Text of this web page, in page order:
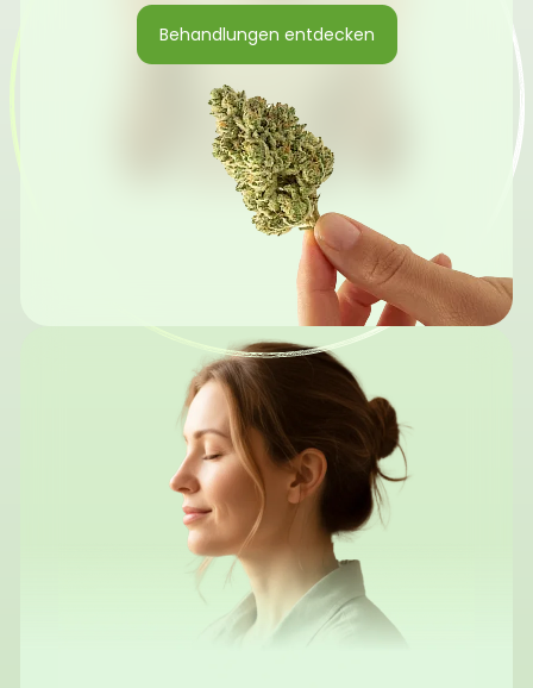
Behandlungen entdecken